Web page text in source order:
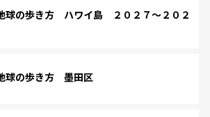
球の歩き方 ハワイ島 ２０２７～２０２
球の歩き方 墨田区